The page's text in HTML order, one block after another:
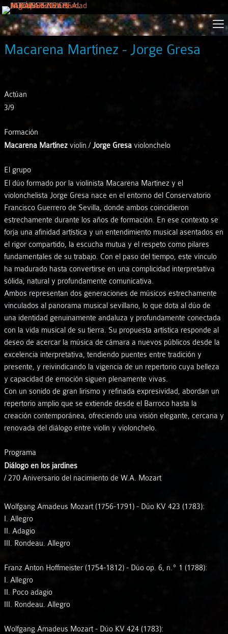
Macarena Martínez - Jorge Gresa
Actúan
3/9
Formación
Macarena Martínez violín / Jorge Gresa violonchelo
El grupo
El dúo formado por la violinista Macarena Martínez y el
violonchelista Jorge Gresa nace en el entorno del Conservatorio
Francisco Guerrero de Sevilla, donde ambos coincidieron
estrechamente durante los años de formación. En ese contexto se
forja una afinidad artística y un entendimiento musical asentados en
el rigor compartido, la escucha mutua y el respeto como pilares
fundamentales de su trabajo. Con el paso del tiempo, este vínculo
ha madurado hasta convertirse en una complicidad interpretativa
sólida, natural y profundamente comunicativa.
Ambos representan dos generaciones de músicos estrechamente
vinculados al panorama musical sevillano, lo que dota al dúo de
una identidad genuinamente andaluza y profundamente conectada
con la vida musical de su tierra. Su propuesta artística responde al
deseo de acercar la música de cámara a nuevos públicos desde la
excelencia interpretativa, tendiendo puentes entre tradición y
presente, y reivindicando la vigencia de un repertorio cuya belleza
y capacidad de emoción siguen plenamente vivas.
Con un sonido de gran lirismo y refinada expresividad, abordan un
repertorio amplio que se extiende desde el Barroco hasta la
creación contemporánea, ofreciendo una visión elegante, cercana y
renovada del diálogo entre violín y violonchelo.
Programa
Diálogo en los jardines
/ 270 Aniversario del nacimiento de W.A. Mozart
Wolfgang Amadeus Mozart (1756-1791) - Dúo KV 423 (1783):
I. Allegro
II. Adagio
III. Rondeau. Allegro
Franz Anton Hoffmeister (1754-1812) - Dúo op. 6, n.º 1 (1788):
I. Allegro
II. Poco adagio
III. Rondeau. Allegro
Wolfgang Amadeus Mozart - Dúo KV 424 (1783):